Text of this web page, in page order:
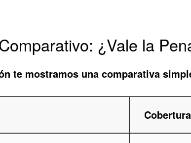
¿Vale la
te mostramos una comparativa
Cobertura